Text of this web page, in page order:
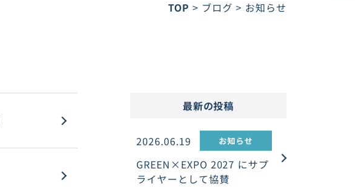
TOP ブログ お知らせ
最新の投稿
2026.06.19 お知らせ
GREEN×EXPO 2027 にサプ
ライヤーとして協賛